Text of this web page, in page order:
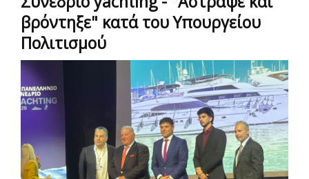
βρόντηξε" κατά του Υπουργείου
Πολιτισμού